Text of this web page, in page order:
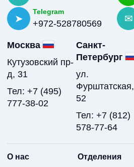
Telegram
+972-528780569
Москва
Кутузовский пр-
д, 31
Тел: +7 (495)
777-38-02
Санкт-
Петербург
ул.
Фурштатская,
52
Тел: +7 (812)
578-77-64
О нас Отделения